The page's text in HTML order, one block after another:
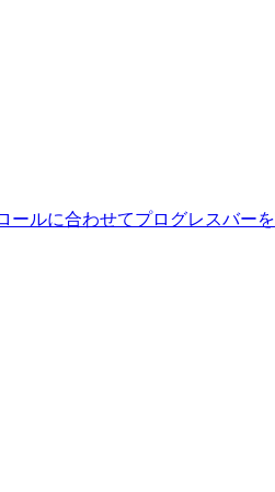
ールに合わせてプログレスバー
毎にスクロ